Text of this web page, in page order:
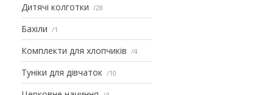
Дитячі колготки 28
Бахіли 1
Комплекти для хлопчиків 4
Туніки для дівчаток 10